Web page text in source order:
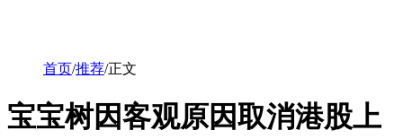
首页/推荐/正文
宝宝树因客观原因取消港股上